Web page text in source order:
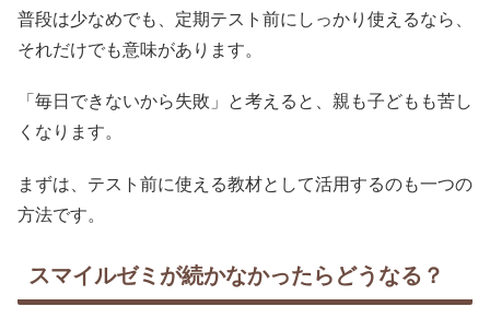
普段は少なめでも、定期テスト前にしっかり使えるなら、
それだけでも意味があります。
「毎日できないから失敗」と考えると、親も子どもも苦し
くなります。
まずは、テスト前に使える教材として活用するのも一つの
方法です。
スマイルゼミが続かなかったらどうなる？